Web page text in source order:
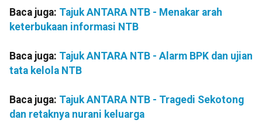
Baca juga: Tajuk ANTARA NTB - Menakar arah
keterbukaan informasi NTB
Baca juga: Tajuk ANTARA NTB - Alarm BPK dan ujian
tata kelola NTB
Baca juga: Tajuk ANTARA NTB - Tragedi Sekotong
dan retaknya nurani keluarga